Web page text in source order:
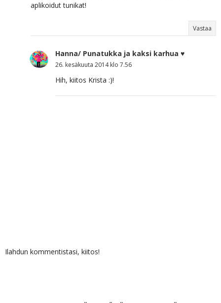
aplikoidut tunikat!
Vastaa
Hanna/ Punatukka ja kaksi karhua ♥
26. kesäkuuta 2014 klo 7.56
Hih, kiitos Krista :)!
Ilahdun kommentistasi, kiitos!